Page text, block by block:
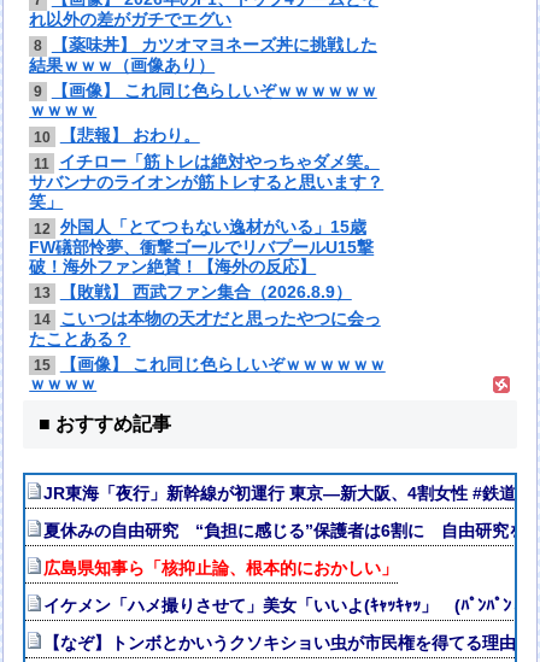
れ以外の差がガチでエグい
8
【薬味丼】 カツオマヨネーズ丼に挑戦した
結果ｗｗｗ（画像あり）
9
【画像】 これ同じ色らしいぞｗｗｗｗｗｗ
ｗｗｗｗ
10 【悲報】 おわり。
11
イチロー「筋トレは絶対やっちゃダメ笑。
サバンナのライオンが筋トレすると思います？
笑」
12
外国人「とてつもない逸材がいる」15歳
FW礒部怜夢、衝撃ゴールでリバプールU15撃
破！海外ファン絶賛！【海外の反応】
13 【敗戦】 西武ファン集合（2026.8.9）
14
こいつは本物の天才だと思ったやつに会っ
たことある？
15
【画像】 これ同じ色らしいぞｗｗｗｗｗｗ
ｗｗｗｗ
■ おすすめ記事
JR東海「夜行」新幹線が初運行 東京―新大阪、4割女性 #鉄道 |
夏休みの自由研究 “負担に感じる”保護者は6割に 自由研究を
広島県知事ら「核抑止論、根本的におかしい」
イケメン「ハメ撮りさせて」美女「いいよ(ｷｬｯｷｬｯ」 (ﾊﾟﾝﾊﾟﾝ
【なぞ】トンボとかいうクソキショい虫が市民権を得てる理由w